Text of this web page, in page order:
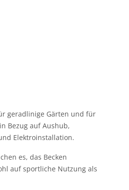
geradlinige Gärten und für
Bezug auf Aushub,
Elektroinstallation.
es, das Becken
auf sportliche Nutzung als